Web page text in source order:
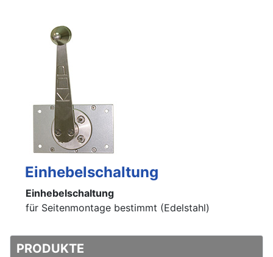
PRODUKTE
Einhebelschaltung
Einhebelschaltung
für Seitenmontage bestimmt (Edelstahl)